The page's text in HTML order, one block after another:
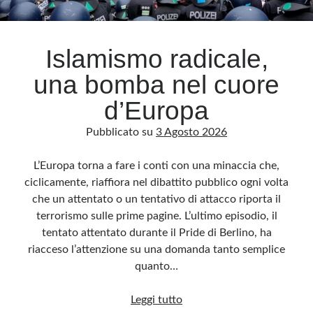
Archivio
Questo blog non rappresenta una testata giornalistica, in quanto viene aggiornato
senza alcuna periodicità. Non può pertanto considerarsi un prodotto editoriale ai
sensi della legge n· 62 del 7.03.2001. L’autore non è responsabile di quanto
pubblicato dai lettori nei commenti ai vari post. Saranno comunque cancellati quelli
ritenuti offensivi o lesivi dell’immagine o dell’onorabilità di terzi, di genere spam,
razzisti o che contengano dati personali non conformi al rispetto delle norme sulla
privacy. Alcune immagini inserite in questo blog sono tratte da Internet e, pertanto,
considerate di pubblico dominio. Qualora la loro pubblicazione violasse eventuali
diritti d’autore, vi invito a comunicarlo via e-mail a info[at]dinovalle.it e saranno
Islamismo radicale,
una bomba nel cuore
d’Europa
Pubblicato su 3 Agosto 2026
L’Europa torna a fare i conti con una minaccia che,
ciclicamente, riaffiora nel dibattito pubblico ogni volta
che un attentato o un tentativo di attacco riporta il
terrorismo sulle prime pagine. L’ultimo episodio, il
tentato attentato durante il Pride di Berlino, ha
riacceso l’attenzione su una domanda tanto semplice
quanto…
Leggi tuttoIslamismo